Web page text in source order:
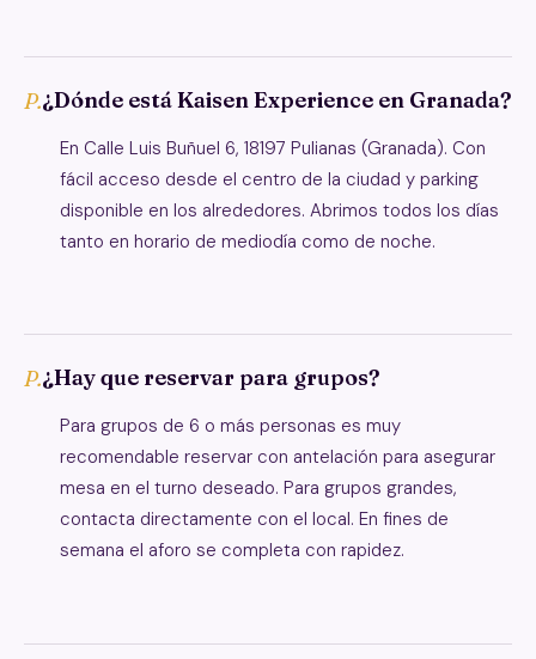
¿Dónde está Kaisen Experience en Granada?
En Calle Luis Buñuel 6, 18197 Pulianas (Granada). Con
fácil acceso desde el centro de la ciudad y parking
disponible en los alrededores. Abrimos todos los días
tanto en horario de mediodía como de noche.
¿Hay que reservar para grupos?
Para grupos de 6 o más personas es muy
recomendable reservar con antelación para asegurar
mesa en el turno deseado. Para grupos grandes,
contacta directamente con el local. En fines de
semana el aforo se completa con rapidez.